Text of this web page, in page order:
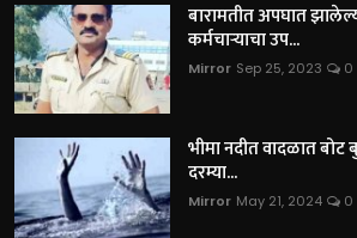
बारामतीत अपघात
कर्मचाऱ्याचा उप...
Mirror Sep 25, 2023 0
भीमा नदीत वादळात
दरम्या...
Mirror May 21, 2024 0